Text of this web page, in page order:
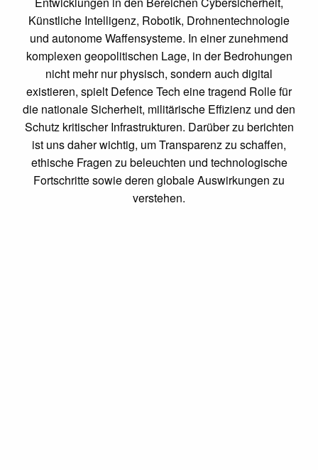
Künstliche Intelligenz, Robotik, Drohnentechnologie
und autonome Waffensysteme. In einer zunehmend
komplexen geopolitischen Lage, in der Bedrohungen
nicht mehr nur physisch, sondern auch digital
existieren, spielt Defence Tech eine tragend Rolle für
die nationale Sicherheit, militärische Effizienz und den
Schutz kritischer Infrastrukturen. Darüber zu berichten
ist uns daher wichtig, um Transparenz zu schaffen,
ethische Fragen zu beleuchten und technologische
Fortschritte sowie deren globale Auswirkungen zu
verstehen.